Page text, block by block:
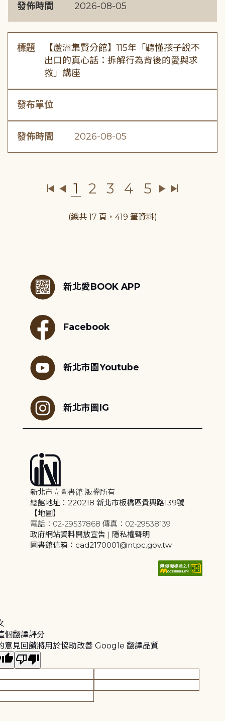
發佈時間 2026-08-05
標題
【蘆洲集賢分館】115年「聽懂孩子說不
出口的真心話：拆解行為背後的愛與求
救」講座
發布單位
發佈時間 2026-08-05
1 2 3 4 5
(總共 17 頁，419 筆資料)
新北愛BOOK APP
Facebook
新北市圖Youtube
新北市圖IG
新北市立圖書館 版權所有
總館地址：220218 新北市板橋區貴興路139號
【地圖】
電話：02-29537868 傳真：02-29538139
政府網站資料開放宣告 | 隱私權聲明
圖書館信箱：cad2170001@ntpc.gov.tw
個翻譯評分
意見回饋將用於協助改善 Google 翻譯品質